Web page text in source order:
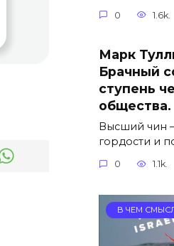
0 1.6k.
Марк
Брачный
ступень
общества.
Высший чин
гордости и
0 1.1k.
В ЧЕМ